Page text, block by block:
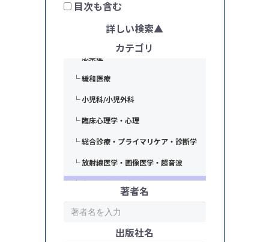
目次も含む
詳しい検索
カテゴリ
└ 感染症
└ 緩和医療
└ 小児科/小児外科
└ 臨床心理学・心理
└ 総合診療・プライマリケア・診断学
└ 放射線医学・画像医学・超音波
著者名
出版社名